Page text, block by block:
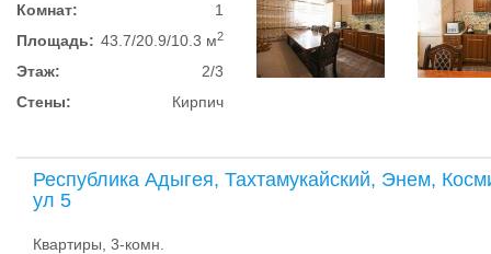
Комнат:
1
Площадь: 43.7/20.9/10.3 м2
Этаж:
2/3
Стены:
Кирпич
Республика Адыгея, Тахтамукайский, Энем,
ул 5
Квартиры, 3-комн.